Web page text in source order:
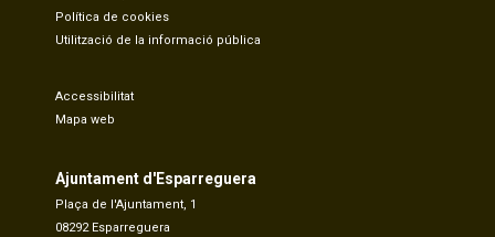
Política de cookies
Utilització de la informació pública
Accessibilitat
Mapa web
Ajuntament d'Esparreguera
Plaça de l'Ajuntament, 1
08292 Esparreguera